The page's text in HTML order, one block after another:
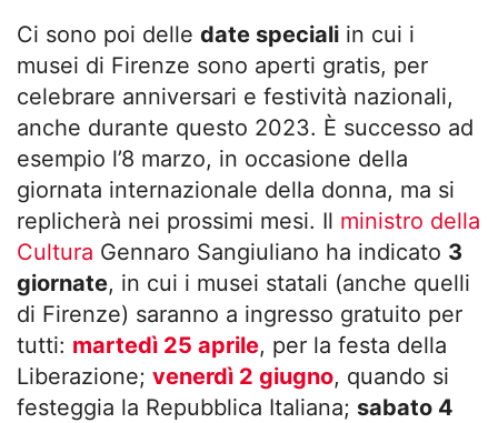
Ci sono poi delle date speciali in cui i
musei di Firenze sono aperti gratis, per
celebrare anniversari e festività nazionali,
anche durante questo 2023. È successo ad
esempio l’8 marzo, in occasione della
giornata internazionale della donna, ma si
replicherà nei prossimi mesi. Il ministro della
Cultura Gennaro Sangiuliano ha indicato 3
giornate, in cui i musei statali (anche quelli
di Firenze) saranno a ingresso gratuito per
tutti: martedì 25 aprile, per la festa della
Liberazione; venerdì 2 giugno, quando si
festeggia la Repubblica Italiana; sabato 4